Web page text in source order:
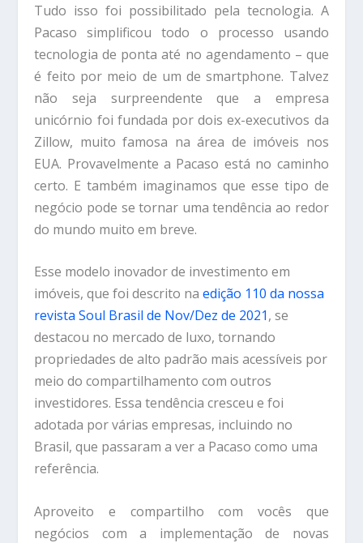
Tudo isso foi possibilitado pela tecnologia. A
Pacaso simplificou todo o processo usando
tecnologia de ponta até no agendamento – que
é feito por meio de um de smartphone. Talvez
não seja surpreendente que a empresa
unicórnio foi fundada por dois ex-executivos da
Zillow, muito famosa na área de imóveis nos
EUA. Provavelmente a Pacaso está no caminho
certo. E também imaginamos que esse tipo de
negócio pode se tornar uma tendência ao redor
do mundo muito em breve.
Esse modelo inovador de investimento em
imóveis, que foi descrito na edição 110 da nossa
revista Soul Brasil de Nov/Dez de 2021, se
destacou no mercado de luxo, tornando
propriedades de alto padrão mais acessíveis por
meio do compartilhamento com outros
investidores. Essa tendência cresceu e foi
adotada por várias empresas, incluindo no
Brasil, que passaram a ver a Pacaso como uma
referência.
Aproveito e compartilho com vocês que
negócios com a implementação de novas